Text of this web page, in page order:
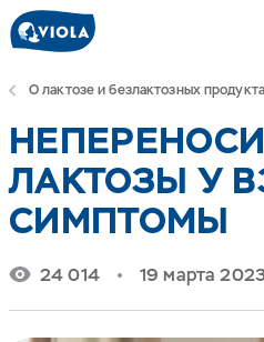
О лактозе и безлактозных
ЛАКТОЗЫ У
СИМПТОМЫ
24 014 19 марта